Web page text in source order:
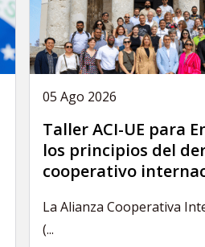
05 Ago 2026
Taller ACI-UE para
los principios del
cooperativo
La Alianza Cooperativa
(...